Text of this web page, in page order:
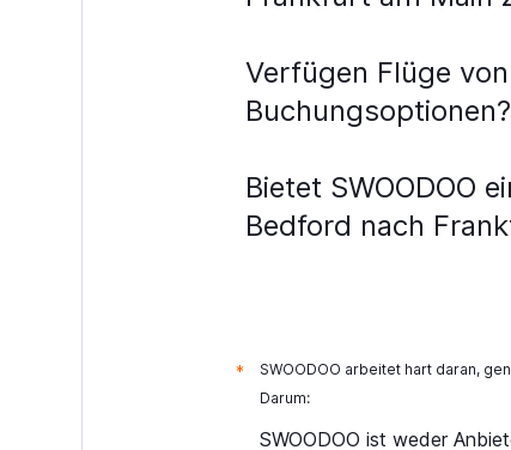
Verfügen Flüge
Buchungsoptionen?
Bietet SWOODOO
Bedford nach
* SWOODOO arbeitet hart daran,
Darum:
SWOODOO ist weder